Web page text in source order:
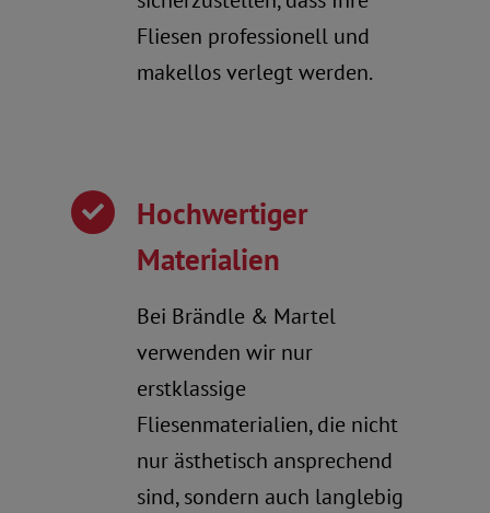
Fliesen professionell und
makellos verlegt werden.
Hochwertiger
Materialien
Bei Brändle & Martel
verwenden wir nur
erstklassige
Fliesenmaterialien, die nicht
nur ästhetisch ansprechend
sind, sondern auch langlebig